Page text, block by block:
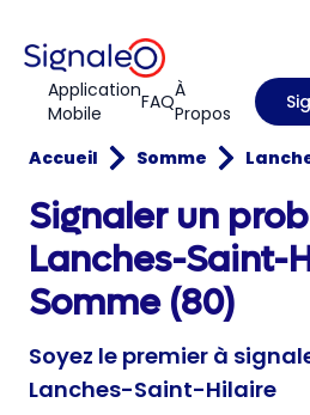
Application
Mobile
FAQÀ
Propos
Accueil Somme
Signaler un
Lanches-Saint-
Somme (80)
Soyez le premier à
Lanches-Saint-Hilaire